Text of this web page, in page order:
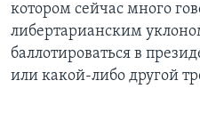
котором сейчас много
либертарианским
баллотироваться в
или какой-либо другой